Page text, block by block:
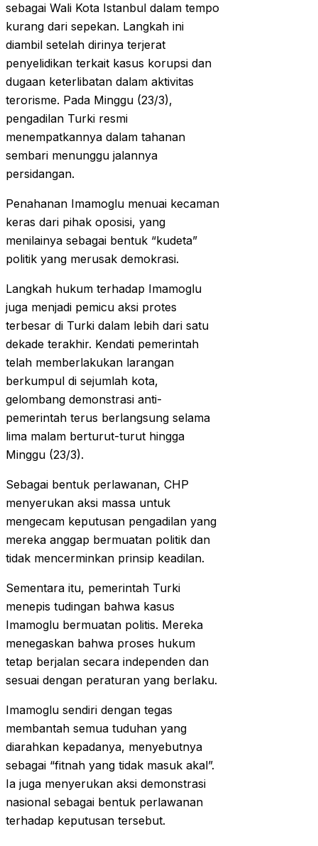
sebagai Wali Kota Istanbul dalam tempo
kurang dari sepekan. Langkah ini
diambil setelah dirinya terjerat
penyelidikan terkait kasus korupsi dan
dugaan keterlibatan dalam aktivitas
terorisme. Pada Minggu (23/3),
pengadilan Turki resmi
menempatkannya dalam tahanan
sembari menunggu jalannya
persidangan.
Penahanan Imamoglu menuai kecaman
keras dari pihak oposisi, yang
menilainya sebagai bentuk “kudeta”
politik yang merusak demokrasi.
Langkah hukum terhadap Imamoglu
juga menjadi pemicu aksi protes
terbesar di Turki dalam lebih dari satu
dekade terakhir. Kendati pemerintah
telah memberlakukan larangan
berkumpul di sejumlah kota,
gelombang demonstrasi anti-
pemerintah terus berlangsung selama
lima malam berturut-turut hingga
Minggu (23/3).
Sebagai bentuk perlawanan, CHP
menyerukan aksi massa untuk
mengecam keputusan pengadilan yang
mereka anggap bermuatan politik dan
tidak mencerminkan prinsip keadilan.
Sementara itu, pemerintah Turki
menepis tudingan bahwa kasus
Imamoglu bermuatan politis. Mereka
menegaskan bahwa proses hukum
tetap berjalan secara independen dan
sesuai dengan peraturan yang berlaku.
Imamoglu sendiri dengan tegas
membantah semua tuduhan yang
diarahkan kepadanya, menyebutnya
sebagai “fitnah yang tidak masuk akal”.
Ia juga menyerukan aksi demonstrasi
nasional sebagai bentuk perlawanan
terhadap keputusan tersebut.